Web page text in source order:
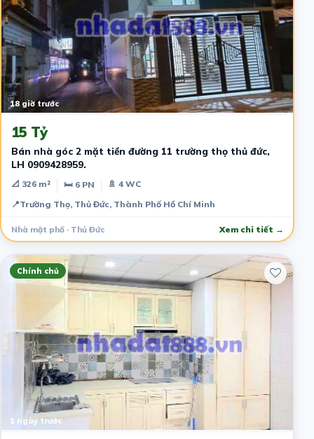
18 giờ trước
15 Tỷ
Bán nhà góc 2 mặt tiền đường 11 trường thọ thủ đức,
LH 0909428959.
📐 326 m² 🛏 6 PN
🚿 4 WC
📍Trường Thọ, Thủ Đức, Thành Phố Hồ Chí Minh
Nhà mặt phố · Thủ Đức Xem chi tiết →
Chính chủ
1 ngày trước